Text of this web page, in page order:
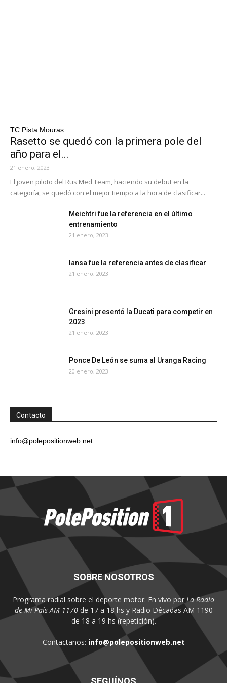
TC Pista Mouras
Rasetto se quedó con la primera pole del
año para el...
21 enero, 2023
El joven piloto del Rus Med Team, haciendo su debut en la
categoría, se quedó con el mejor tiempo a la hora de clasificar...
Meichtri fue la referencia en el último
entrenamiento
21 enero, 2023
Iansa fue la referencia antes de clasificar
21 enero, 2023
Gresini presentó la Ducati para competir en
2023
21 enero, 2023
Ponce De León se suma al Uranga Racing
20 enero, 2023
Contacto
info@polepositionweb.net
SOBRE NOSOTROS
Programa radial sobre el deporte motor. En vivo por La Radio
de Mi País AM 1170de 17 a 18 hs y Radio Décadas AM 1190
de 18 a 19 hs (repetición).
Contactanos: info@polepositionweb.net